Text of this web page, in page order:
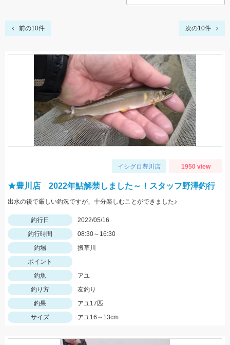
前の10件 次の10件
イシグロ豊川店 1950 view
★豊川店 2022年鮎解禁しました～！スタッフ野澤釣行
出水の後で厳しい釣況ですが、十分楽しむことができました♪
釣行日
2022/05/16
釣行時間
08:30～16:30
釣場
振草川
ポイント
釣魚
アユ
釣り方
友釣り
釣果
アユ17匹
サイズ
アユ16～13cm